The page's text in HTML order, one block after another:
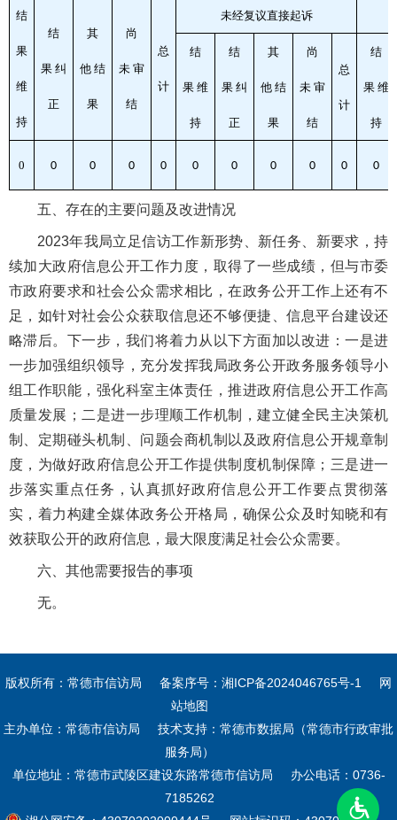
结
果
维
持
结
果 纠
正
其
他 结
果
尚
未 审
结
总
计
未经复议直接起诉
结
果 维
持
结
果 纠
正
其
他 结
果
尚
未 审
结
总
计
结
果 维
持
0 0 0 0 0 0 0 0 0 0 0
五、存在的主要问题及改进情况
2023年我局立足信访工作新形势、新任务、新要求，持
续加大政府信息公开工作力度，取得了一些成绩，但与市委
市政府要求和社会公众需求相比，在政务公开工作上还有不
足，如针对社会公众获取信息还不够便捷、信息平台建设还
略滞后。下一步，我们将着力从以下方面加以改进：一是进
一步加强组织领导，充分发挥我局政务公开政务服务领导小
组工作职能，强化科室主体责任，推进政府信息公开工作高
质量发展；二是进一步理顺工作机制，建立健全民主决策机
制、定期碰头机制、问题会商机制以及政府信息公开规章制
度，为做好政府信息公开工作提供制度机制保障；三是进一
步落实重点任务，认真抓好政府信息公开工作要点贯彻落
实，着力构建全媒体政务公开格局，确保公众及时知晓和有
效获取公开的政府信息，最大限度满足社会公众需要。
六、其他需要报告的事项
无。
版权所有：常德市信访局 备案序号： 湘ICP备2024046765号-1
网
站地图
主办单位：常德市信访局
技术支持：常德市数据局（常德市行政审批
服务局）
单位地址：常德市武陵区建设东路常德市信访局
办公电话：0736-
7185262